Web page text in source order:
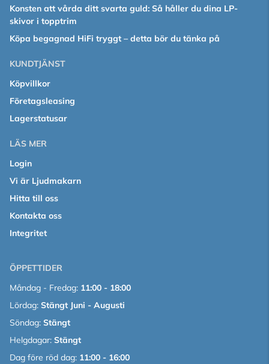
Konsten att vårda ditt svarta guld: Så håller du dina LP-
skivor i topptrim
Köpa begagnad HiFi tryggt – detta bör du tänka på
KUNDTJÄNST
Köpvillkor
Företagsleasing
Lagerstatusar
LÄS MER
Login
Vi är Ljudmakarn
Hitta till oss
Kontakta oss
Integritet
ÖPPETTIDER
Måndag - Fredag: 11:00 - 18:00
Lördag: Stängt Juni - Augusti
Söndag: Stängt
Helgdagar: Stängt
Dag före röd dag: 11:00 - 16:00